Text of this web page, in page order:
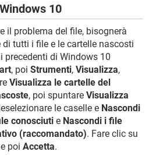
10
il problema del file, bisognerà
tutti i file e le cartelle nascosti
precedenti di Windows 10
, poi Strumenti, Visualizza,
Visualizza le cartelle del
, poi spuntare Visualizza
le caselle e Nascondi
conosciuti e Nascondi i file
(raccomandato). Fare clic su
e poi Accetta.